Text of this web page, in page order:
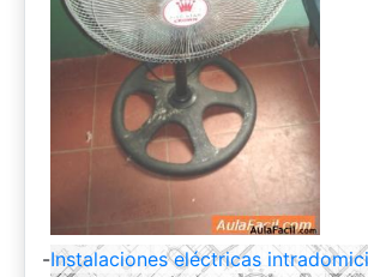
-Instalaciones eléctricas